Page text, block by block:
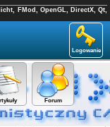
FMod, OpenGL, DirectX, Qt,
Logowanie
Forum
Panel użytkownika